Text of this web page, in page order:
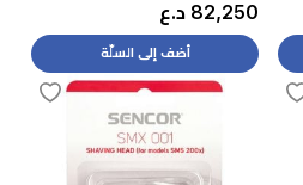
82,250 د.ع
أضف إلى السلّة